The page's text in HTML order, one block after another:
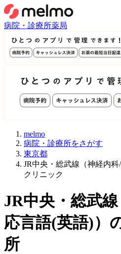
病院・診療所薬局
melmo
病院・診療所をさがす
東京都
JR中央・総武線（神経内
クリニック
JR中央・総武線
応言語(英語)）
所